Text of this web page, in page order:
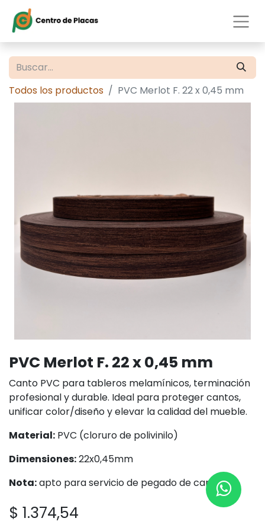
Todos los productos PVC Merlot F. 22 x 0,45 mm
PVC Merlot F. 22 x 0,45 mm
Canto PVC para tableros melamínicos, terminación
profesional y durable. Ideal para proteger cantos,
unificar color/diseño y elevar la calidad del mueble.
Material: PVC (cloruro de polivinilo)
Dimensiones:22x0,45mm
Nota:apto para servicio de pegado de cantos
$ 1.374,54